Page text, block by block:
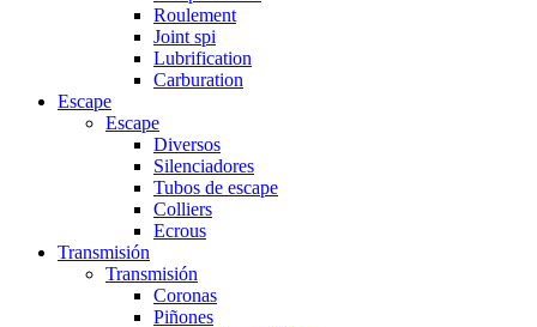
Roulement
Joint spi
Lubrification
Carburation
Escape
Escape
Diversos
Silenciadores
Tubos de escape
Colliers
Ecrous
Transmisión
Transmisión
Coronas
Piñones